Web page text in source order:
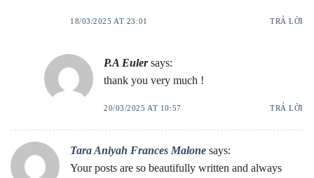
18/03/2025 AT 23:01 TRẢ LỜI
P.A Euler says:
thank you very much !
20/03/2025 AT 10:57 TRẢ LỜI
Tara Aniyah Frances Malone says:
Your posts are so beautifully written and always